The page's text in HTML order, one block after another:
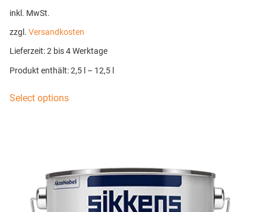
inkl. MwSt.
zzgl. Versandkosten
Lieferzeit:2 bis 4 Werktage
Produkt enthält: 2,5 – 12,5
Select options